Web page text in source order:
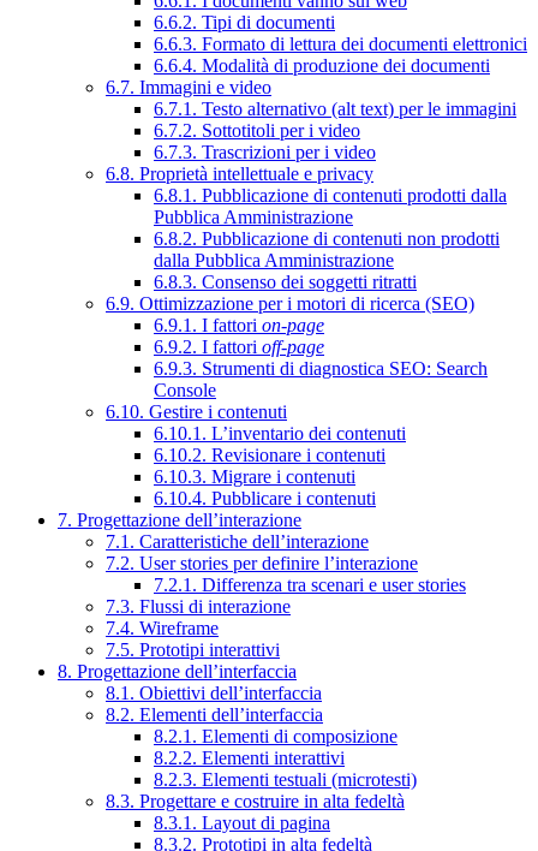
6.6.2. Tipi di documenti
6.6.3. Formato di lettura dei documenti elettronici
6.6.4. Modalità di produzione dei documenti
6.7. Immagini e video
6.7.1. Testo alternativo (alt text) per le immagini
6.7.2. Sottotitoli per i video
6.7.3. Trascrizioni per i video
6.8. Proprietà intellettuale e privacy
6.8.1. Pubblicazione di contenuti prodotti dalla
Pubblica Amministrazione
6.8.2. Pubblicazione di contenuti non prodotti
dalla Pubblica Amministrazione
6.8.3. Consenso dei soggetti ritratti
6.9. Ottimizzazione per i motori di ricerca (SEO)
6.9.1. I fattori on-page
6.9.2. I fattori off-page
6.9.3. Strumenti di diagnostica SEO: Search
Console
6.10. Gestire i contenuti
6.10.1. L’inventario dei contenuti
6.10.2. Revisionare i contenuti
6.10.3. Migrare i contenuti
6.10.4. Pubblicare i contenuti
7. Progettazione dell’interazione
7.1. Caratteristiche dell’interazione
7.2. User stories per definire l’interazione
7.2.1. Differenza tra scenari e user stories
7.3. Flussi di interazione
7.4. Wireframe
7.5. Prototipi interattivi
8. Progettazione dell’interfaccia
8.1. Obiettivi dell’interfaccia
8.2. Elementi dell’interfaccia
8.2.1. Elementi di composizione
8.2.2. Elementi interattivi
8.2.3. Elementi testuali (microtesti)
8.3. Progettare e costruire in alta fedeltà
8.3.1. Layout di pagina
8.3.2. Prototipi in alta fedeltà